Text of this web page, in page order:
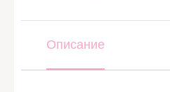
Описание